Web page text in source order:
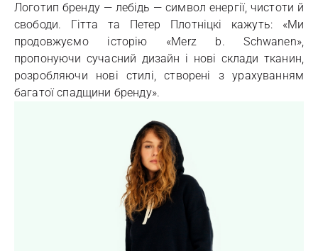
Логотип бренду — лебідь — символ енергії, чистоти й
свободи. Гітта та Петер Плотніцкі кажуть: «Ми
продовжуємо історію «Merz b. Schwanen»,
пропонуючи сучасний дизайн і нові склади тканин,
розробляючи нові стилі, створені з урахуванням
багатої спадщини бренду».